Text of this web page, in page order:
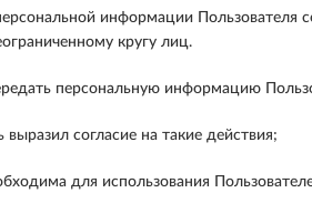
информации Пользователя
кругу лиц.
персональную информацию
выразил согласие на такие действия;
для использования